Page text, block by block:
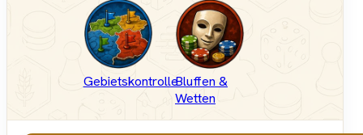
GebietskontrolleBluffen &
Wetten